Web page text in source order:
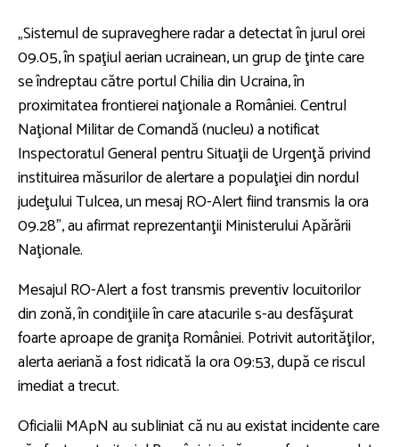
„Sistemul de supraveghere radar a detectat în jurul orei
09.05, în spaţiul aerian ucrainean, un grup de ţinte care
se îndreptau către portul Chilia din Ucraina, în
proximitatea frontierei naţionale a României. Centrul
Naţional Militar de Comandă (nucleu) a notificat
Inspectoratul General pentru Situaţii de Urgenţă privind
instituirea măsurilor de alertare a populaţiei din nordul
judeţului Tulcea, un mesaj RO-Alert fiind transmis la ora
09.28”, au afirmat reprezentanţii Ministerului Apărării
Naţionale.
Mesajul RO-Alert a fost transmis preventiv locuitorilor
din zonă, în condiţiile în care atacurile s-au desfăşurat
foarte aproape de graniţa României. Potrivit autorităţilor,
alerta aeriană a fost ridicată la ora 09:53, după ce riscul
imediat a trecut.
Oficialii MApN au subliniat că nu au existat incidente care